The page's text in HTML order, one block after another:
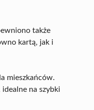
także
kartą, jak i
mieszkańców.
na szybki